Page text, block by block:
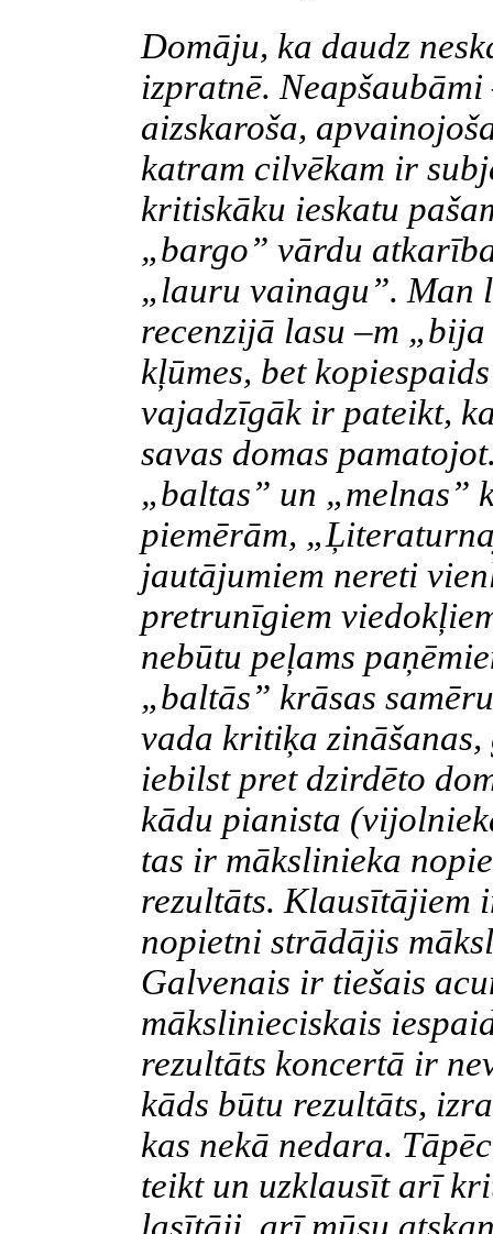
Domāju, ka daudz
izpratnē.
aizskaroša,
katram cilvēkam ir
kritiskāku ieskatu
„bargo” vārdu
„lauru vainagu”. Man
recenzijā lasu –m
kļūmes, bet
vajadzīgāk ir pateikt,
savas domas
„baltas” un „melnas”
piemērām,
jautājumiem nereti
pretrunīgiem
nebūtu peļams
„baltās” krāsas
vada kritiķa
iebilst pret dzirdēto
kādu pianista
tas ir mākslinieka
rezultāts.
nopietni strādājis
Galvenais ir tiešais
mākslinieciskais
rezultāts koncertā ir
kāds būtu rezultāts,
kas nekā nedara.
teikt un uzklausīt arī